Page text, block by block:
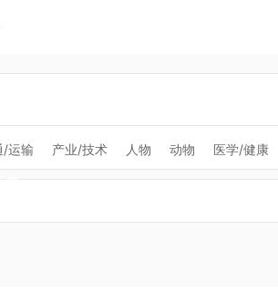
食
/运输 产业/技术 人物 动物 医学/健康